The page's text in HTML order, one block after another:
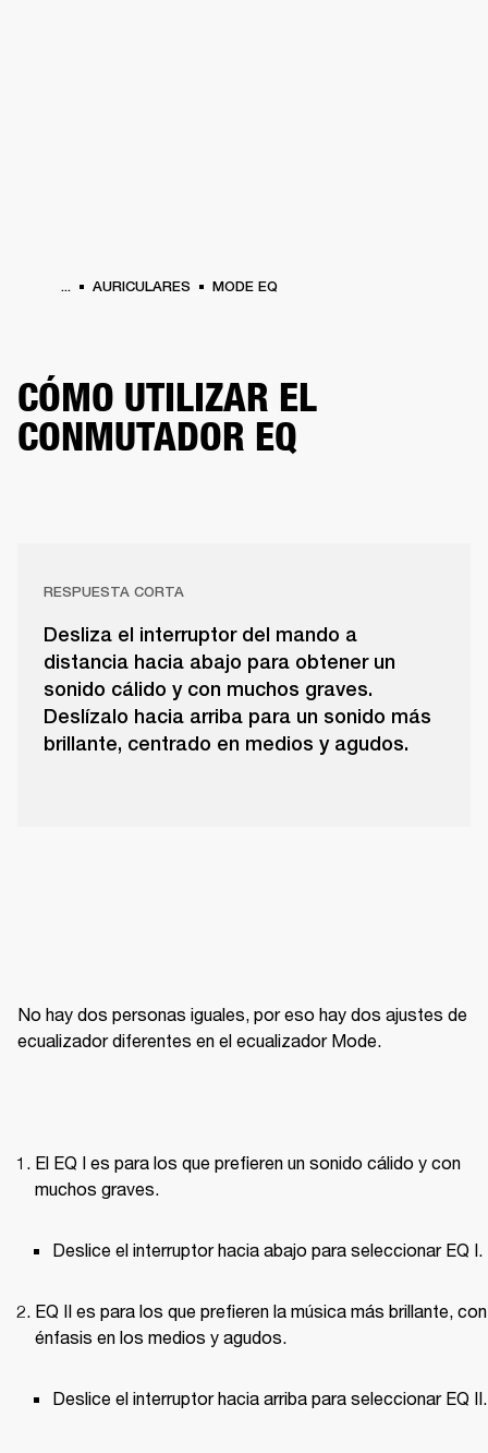
... AURICULARES MODE EQ
CÓMO UTILIZAR EL
CONMUTADOR EQ
RESPUESTA CORTA
Desliza el interruptor del mando a
distancia hacia abajo para obtener un
sonido cálido y con muchos graves.
Deslízalo hacia arriba para un sonido más
brillante, centrado en medios y agudos.
No hay dos personas iguales, por eso hay dos ajustes de
ecualizador diferentes en el ecualizador Mode.
El EQ I es para los que prefieren un sonido cálido y con
muchos graves.
Deslice el interruptor hacia abajo para seleccionar EQ I.
EQ II es para los que prefieren la música más brillante, con
énfasis en los medios y agudos.
Deslice el interruptor hacia arriba para seleccionar EQ II.